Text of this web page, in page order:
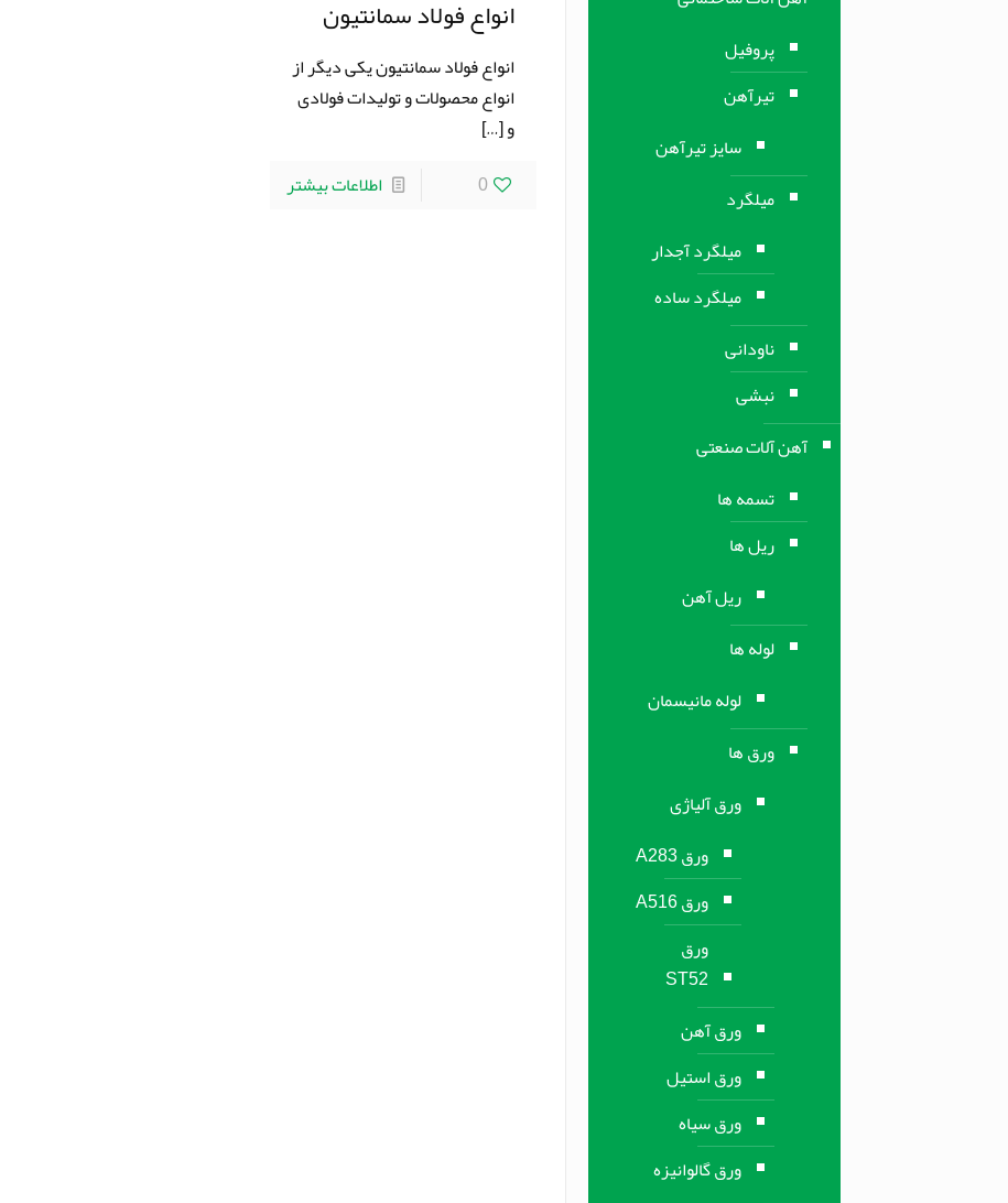
انواع فولاد سمانتیون
انواع فولاد سمانتیون یکی دیگر از
انواع محصولات و تولیدات فولادی
و[…]
0
اطلاعات بیشتر
پروفیل
تیرآهن
سایز تیرآهن
میلگرد
میلگرد آجدار
میلگرد ساده
ناودانی
نبشی
آهن آلات صنعتی
تسمه ها
ریل ها
ریل آهن
لوله ها
لوله مانیسمان
ورق ها
ورق آلیاژی
ورق A283
ورق A516
ورق
ST52
ورق آهن
ورق استیل
ورق سیاه
ورق گالوانیزه